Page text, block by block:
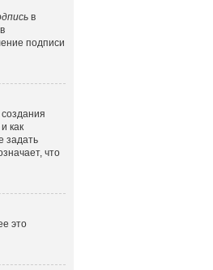
в
подписи
как
задать
что
это